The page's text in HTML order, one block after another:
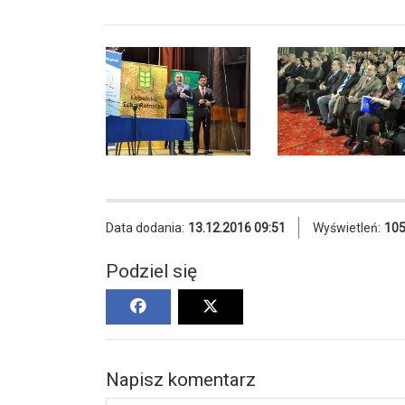
Data dodania: 13.12.2016 09:51 Wyświetleń:
Podziel się
Napisz komentarz